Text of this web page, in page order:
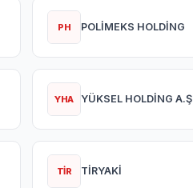
PH POLİMEKS HOLDİNG
YHA YÜKSEL HOLDİNG A.Ş
TİR TİRYAKİ